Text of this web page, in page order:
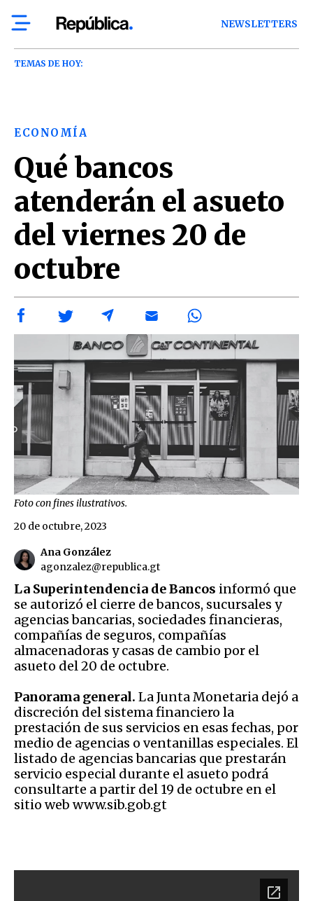
NEWSLETTERS
TEMAS DE HOY:
ECONOMÍA
Qué bancos
atenderán el asueto
del viernes 20 de
octubre
Foto con fines ilustrativos.
Ana González
agonzalez@republica.gt
20 de octubre, 2023
La Superintendencia de Bancos informó que
se autorizó el cierre de bancos, sucursales y
agencias bancarias, sociedades financieras,
compañías de seguros, compañías
almacenadoras y casas de cambio por el
asueto del 20 de octubre.
Panorama general. La Junta Monetaria dejó a
discreción del sistema financiero la
prestación de sus servicios en esas fechas, por
medio de agencias o ventanillas especiales. El
listado de agencias bancarias que prestarán
servicio especial durante el asueto podrá
consultarte a partir del 19 de octubre en el
sitio web www.sib.gob.gt